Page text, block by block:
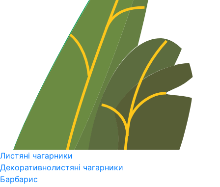
Листяні чагарники
Декоративнолистяні чагарники
Барбарис